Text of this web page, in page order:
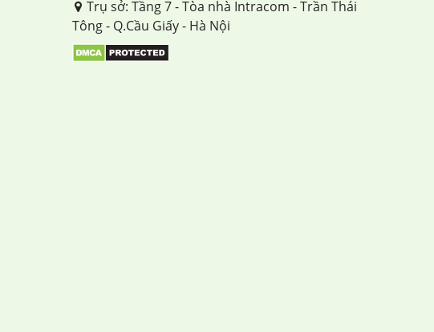
Trụ sở: Tầng 7 - Tòa nhà Intracom - Trần Thái
Tông - Q.Cầu Giấy - Hà Nội